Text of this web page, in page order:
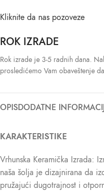
Kliknite da nas pozoveze
ROK IZRADE
Rok izrade je 3-5 radnih dana.
prosledićemo Vam obaveštenje
OPISDODATNE
KARAKTERISTIKE
Vrhunska Keramička Izrada:
naša šolja je dizajnirana da
pružajući dugotrajnost i